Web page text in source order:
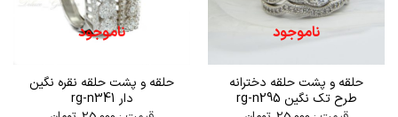
ناموجود
حلقه و پشت حلقه دخترانه
طرح تک نگین rg-n295
ناموجود
حلقه و پشت حلقه نقره نگین
دار rg-n341